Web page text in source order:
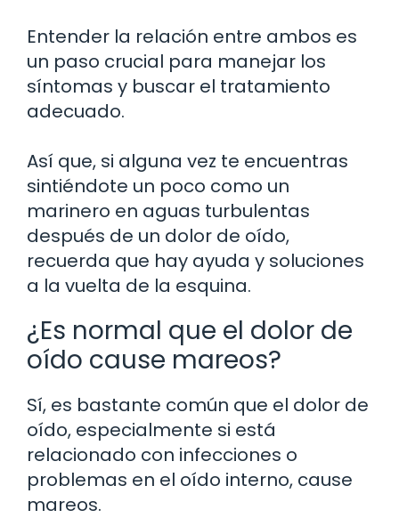
Entender la relación entre ambos es
un paso crucial para manejar los
síntomas y buscar el tratamiento
adecuado.
Así que, si alguna vez te encuentras
sintiéndote un poco como un
marinero en aguas turbulentas
después de un dolor de oído,
recuerda que hay ayuda y soluciones
a la vuelta de la esquina.
¿Es normal que el dolor de
oído cause mareos?
Sí, es bastante común que el dolor de
oído, especialmente si está
relacionado con infecciones o
problemas en el oído interno, cause
mareos.